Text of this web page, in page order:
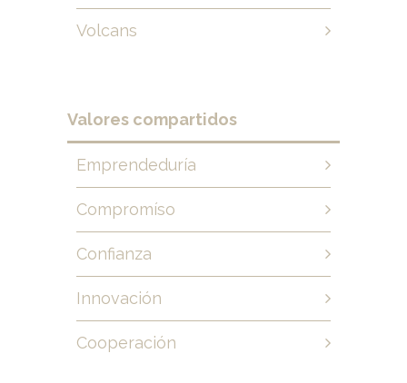
Volcans
Valores compartidos
Emprendeduría
Compromíso
Confianza
Innovación
Cooperación